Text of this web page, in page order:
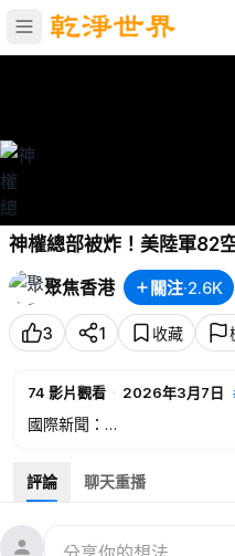
神權總部被炸！美陸軍82
川普告古巴將變天 馬六甲
加國或跟進 川普正計劃讓
聚焦香港 關注·2.6K
3 1 收藏
74 影片觀看 · 2026年3月7日
國際新聞：
09:48
川普告古巴將變天 馬
12:31
兩岸新聞：
評論 聊天重播